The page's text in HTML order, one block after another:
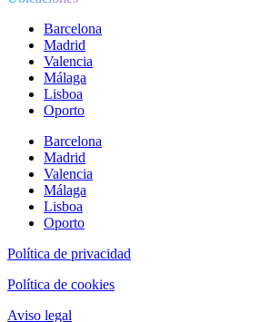
Barcelona
Madrid
Valencia
Málaga
Lisboa
Oporto
Barcelona
Madrid
Valencia
Málaga
Lisboa
Oporto
Política de privacidad
Política de cookies
Aviso legal